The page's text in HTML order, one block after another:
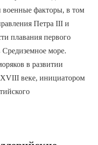
военные факторы, в том
Петра III и
плавания первого
Средиземное море.
в развитии
XVIII веке, инициатором